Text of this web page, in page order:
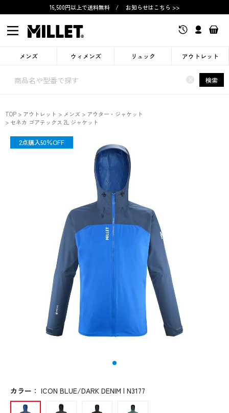
16,500円以上で送料無料 / お知らせはこちら >>
メンズ ウィメンズ リュック アウトレット
× 検索
TOP アウトレット メンズ
アウター・ジャケット
セネカ ゴアテックス 2L ジャケット
OUTLET
2点購入50％OFF
カラー ： ICON BLUE/DARK DENIM | N3177